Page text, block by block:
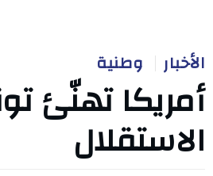
الأخبار وطنية
أمريكا تهنّئ
الاستقلال